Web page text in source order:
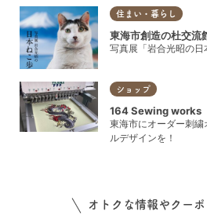
住まい・暮らし
東海市創造の杜交流
写真展「岩合光昭の日
ショップ
164 Sewing works
東海市にオーダー刺
ルデザインを！
オトクな情報やクー